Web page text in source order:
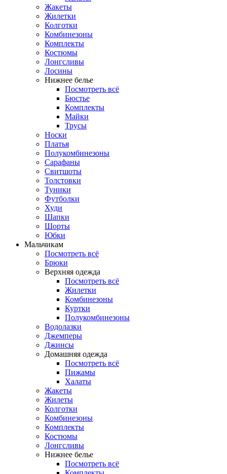
Жакеты
Жилетки
Колготки
Комбинезоны
Комплекты
Костюмы
Лонгсливы
Лосины
Нижнее белье
Посмотреть всё
Бюстье
Комплекты
Майки
Трусы
Носки
Платья
Полукомбинезоны
Сарафаны
Свитшоты
Толстовки
Туники
Футболки
Худи
Шапки
Шорты
Юбки
Мальчикам
Посмотреть всё
Брюки
Верхняя одежда
Посмотреть всё
Жилетки
Комбинезоны
Куртки
Полукомбинезоны
Водолазки
Джемперы
Джинсы
Домашняя одежда
Посмотреть всё
Пижамы
Халаты
Жакеты
Жилеты
Колготки
Комбинезоны
Комплекты
Костюмы
Лонгсливы
Нижнее белье
Посмотреть всё